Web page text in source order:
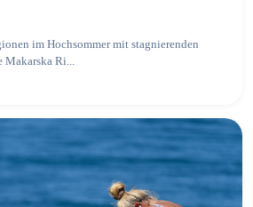
im Hochsommer mit stagnierenden
Makarska Ri...